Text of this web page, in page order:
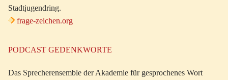
Stadtjugendring.
frage-zeichen.org
PODCAST GEDENKWORTE
Das Sprecherensemble der Akademie für gesprochenes Wort